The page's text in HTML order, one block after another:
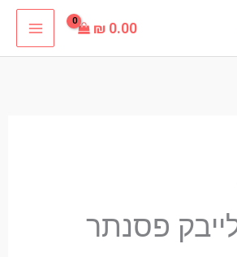
₪ 0.00
פסנתר
עד